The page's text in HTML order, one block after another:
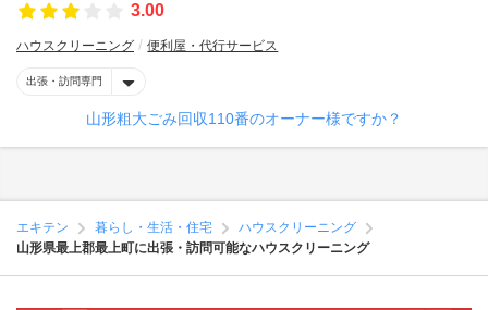
3.00
ハウスクリーニング 便利屋・代行サービス
出張・訪問専門
山形粗大ごみ回収110番のオーナー様ですか？
エキテン 暮らし・生活・住宅
ハウスクリーニング
山形県最上郡最上町に出張・訪問可能なハウスクリーニング